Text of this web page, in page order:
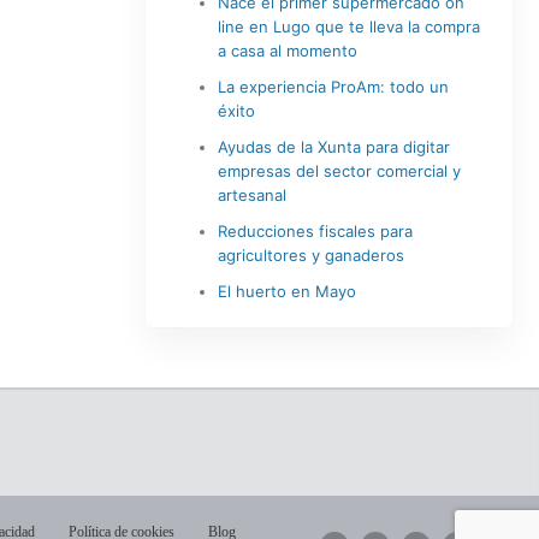
line en Lugo que te lleva la compra
a casa al momento
La experiencia ProAm: todo un
éxito
Ayudas de la Xunta para digitar
empresas del sector comercial y
artesanal
Reducciones fiscales para
agricultores y ganaderos
El huerto en Mayo
Política de cookies
Blog